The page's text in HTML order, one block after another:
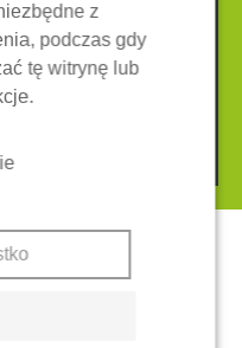
Ciasteczka
z
podczas gdy
tę witrynę lub